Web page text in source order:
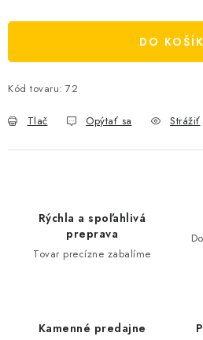
Kamenná predajňa Náš príbeh
Kontakty
Doprava a platba
DO
Kód tovaru: 72
Tlač Opýtať sa Strážiť
Rýchla a spoľahlivá
preprava
Tovar precízne zabalíme
Kamenné predajne